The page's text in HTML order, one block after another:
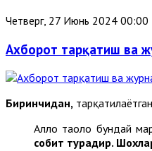
Четверг, 27 Июнь 2024 00:00
Ахборот тарқатиш ва
Биринчидан,
Аллоҳ таоло бундай
собит турадир.